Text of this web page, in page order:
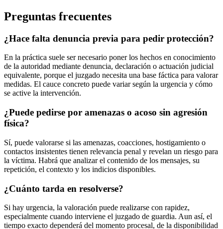
Preguntas frecuentes
¿Hace falta denuncia previa para pedir protección?
En la práctica suele ser necesario poner los hechos en conocimiento
de la autoridad mediante denuncia, declaración o actuación judicial
equivalente, porque el juzgado necesita una base fáctica para valorar
medidas. El cauce concreto puede variar según la urgencia y cómo
se active la intervención.
¿Puede pedirse por amenazas o acoso sin agresión
física?
Sí, puede valorarse si las amenazas, coacciones, hostigamiento o
contactos insistentes tienen relevancia penal y revelan un riesgo para
la víctima. Habrá que analizar el contenido de los mensajes, su
repetición, el contexto y los indicios disponibles.
¿Cuánto tarda en resolverse?
Si hay urgencia, la valoración puede realizarse con rapidez,
especialmente cuando interviene el juzgado de guardia. Aun así, el
tiempo exacto dependerá del momento procesal, de la disponibilidad